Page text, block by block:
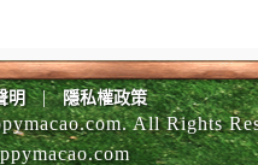
明 | 隱私權政策
All Rights